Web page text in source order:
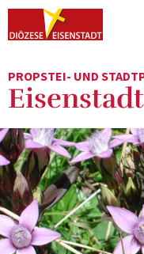
PROPSTEI- UND